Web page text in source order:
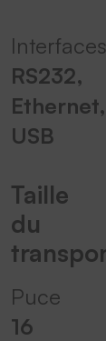
Interfaces
RS232,
Ethernet,
USB
Taille
du
Puce
16